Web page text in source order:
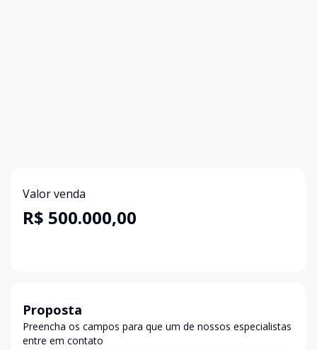
Valor venda
R$ 500.000,00
Proposta
Preencha os campos para que um de nossos especialistas
entre em contato